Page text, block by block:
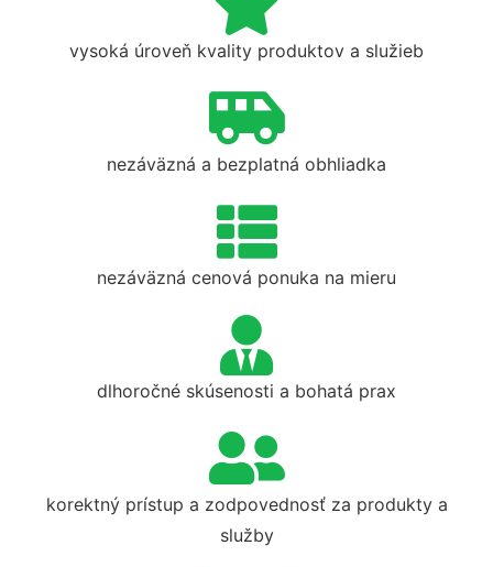
vysoká úroveň kvality produktov a služieb
nezáväzná a bezplatná obhliadka
nezáväzná cenová ponuka na mieru
dlhoročné skúsenosti a bohatá prax
korektný prístup a zodpovednosť za produkty a
služby